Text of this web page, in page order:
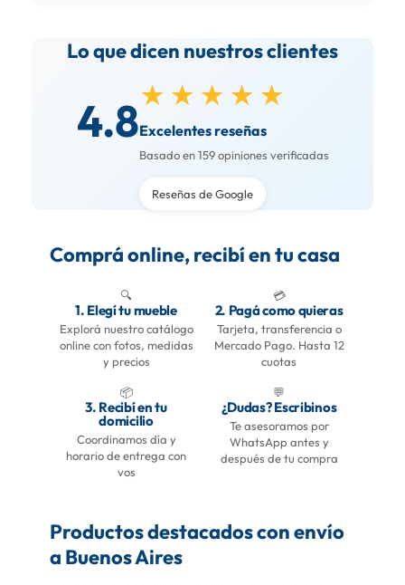
Lo que dicen nuestros clientes
4.8★★★★★
Excelentes reseñas
Basado en 159 opiniones verificadas
Reseñas de Google
Comprá online, recibí en tu casa
🔍
1. Elegí tu mueble
Explorá nuestro catálogo
online con fotos, medidas
y precios
💳
2. Pagá como quieras
Tarjeta, transferencia o
Mercado Pago. Hasta 12
cuotas
📦
3. Recibí en tu
domicilio
Coordinamos día y
horario de entrega con
vos
💬
¿Dudas? Escribinos
Te asesoramos por
WhatsApp antes y
después de tu compra
Productos destacados con envío
a Buenos Aires